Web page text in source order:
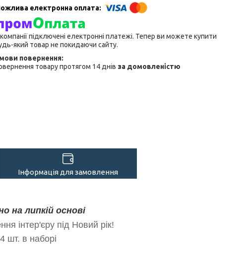
підключені електронні платежі. Тепер ви можете купити
який товар не покидаючи сайту.
товару протягом 14 днів за домовленістю
Інформація для замовлення
на липкій основі
інтер'єру під Новий рік!
шт. в наборі